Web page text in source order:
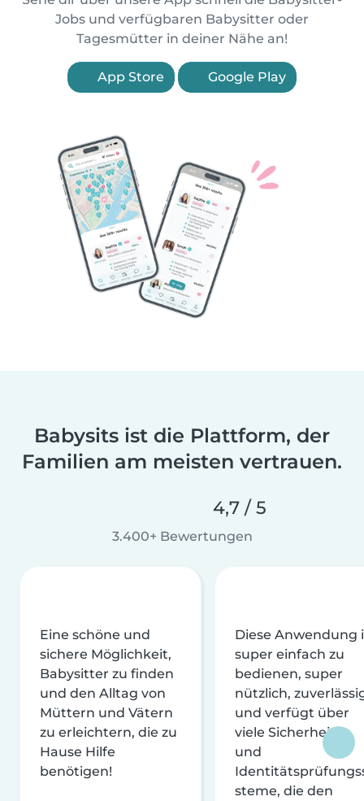
Jobs und verfügbaren Babysitter oder
Tagesmütter in deiner Nähe an!
App Store Google Play
Babysits ist die Plattform, der
Familien am meisten vertrauen.
4,7 / 5
3.400+ Bewertungen
Eine schöne und
sichere Möglichkeit,
Babysitter zu finden
und den Alltag von
Müttern und Vätern
zu erleichtern, die zu
Hause Hilfe
benötigen!
Diese Anwendung
super einfach zu
bedienen, super
nützlich,
und verfügt über
viele Sicherheits-
und
steme, die den